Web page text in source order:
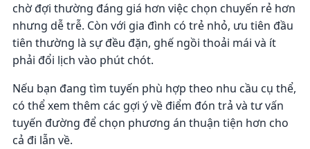
chờ đợi thường đáng giá hơn việc chọn chuyến rẻ hơn
nhưng dễ trễ. Còn với gia đình có trẻ nhỏ, ưu tiên đầu
tiên thường là sự đều đặn, ghế ngồi thoải mái và ít
phải đổi lịch vào phút chót.
Nếu bạn đang tìm tuyến phù hợp theo nhu cầu cụ thể,
có thể xem thêm các gợi ý về điểm đón trả và tư vấn
tuyến đường để chọn phương án thuận tiện hơn cho
cả đi lẫn về.